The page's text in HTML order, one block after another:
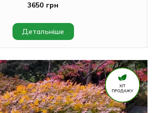
3650 грн
Детальніше